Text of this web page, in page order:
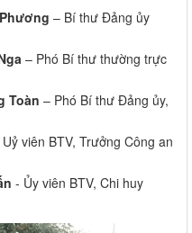
– Bí thư Đảng ủy
– Phó Bí thư thường trực
Toàn – Phó Bí thư Đảng ủy,
viên BTV, Trưởng Công an
- Ủy viên BTV, Chi huy